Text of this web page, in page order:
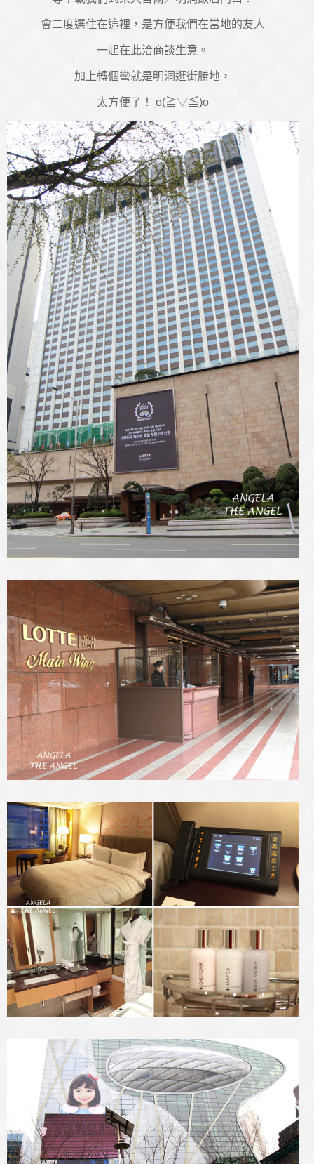
會二度選住在這裡，是方便我們在當地的友人
一起在此洽商談生意。
加上轉個彎就是明洞逛街勝地，
太方便了！ o(≧▽≦)o